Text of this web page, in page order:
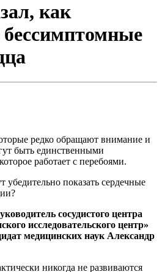
как
редко обращают внимание и
быть единственными
работает с перебоями.
убедительно показать сердечные
сосудистого центра
исследовательского центр»
медицинских наук Александр
никогда не развиваются